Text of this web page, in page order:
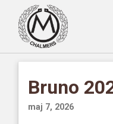
Bruno
maj 7, 2026